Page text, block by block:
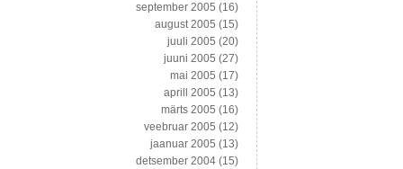
september 2005 (16)
august 2005 (15)
juuli 2005 (20)
juuni 2005 (27)
mai 2005 (17)
aprill 2005 (13)
märts 2005 (16)
veebruar 2005 (12)
jaanuar 2005 (13)
detsember 2004 (15)